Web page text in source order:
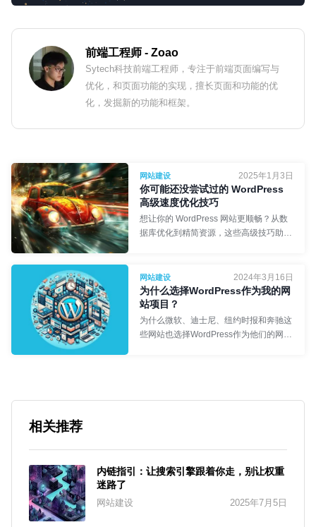
前端工程师 - Zoao
Sytech科技前端工程师，专注于前端页面编写与
优化，和页面功能的实现，擅长页面和功能的优
化，发掘新的功能和框架。
2025年1月3日
网站建设
你可能还没尝试过的 WordPress
高级速度优化技巧
想让你的 WordPress 网站更顺畅？从数
据库优化到精简资源，这些高级技巧助你
Synergy首席执行官- Rémi
2024年3月16日
网站建设
为什么选择WordPress作为我的网
站项目？
为什么微软、迪士尼、纽约时报和奔驰这
些网站也选择WordPress作为他们的网站
相关推荐
内链指引：让搜索引擎跟着你走，别让权重
迷路了
网站建设 2025年7月5日